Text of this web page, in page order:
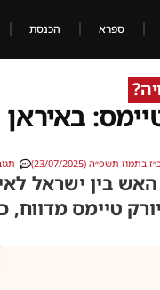
ספרא הכנסת
טיימס:
בתמוז תשפ״ה (23/07/2025)
בין ישראל
טיימס מדווח,